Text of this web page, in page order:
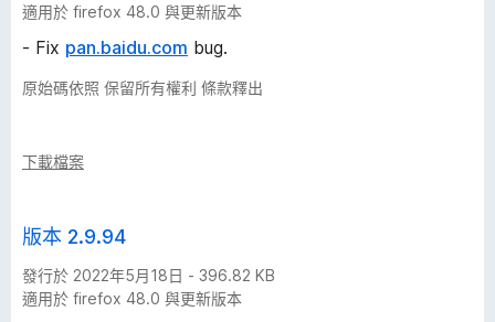
適用於 firefox 48.0 與更新版本
- Fix pan.baidu.com bug.
原始碼依照 保留所有權利 條款釋出
下載檔案
版本 2.9.94
發行於 2022年5月18日 - 396.82 KB
適用於 firefox 48.0 與更新版本